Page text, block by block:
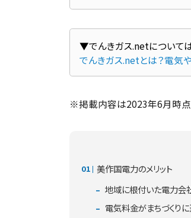
でんきガス.netとは？電気
※掲載内容は2023年6月時点
美作国電力のメリット
地域に根付いた電力会
電気料金がまちづくり